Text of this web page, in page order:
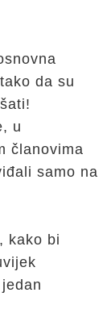
da su
u
članovima
samo na
kako bi